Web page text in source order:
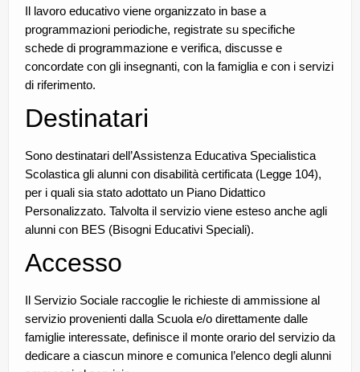
Il lavoro educativo viene organizzato in base a
programmazioni periodiche, registrate su specifiche
schede di programmazione e verifica, discusse e
concordate con gli insegnanti, con la famiglia e con i servizi
di riferimento.
Destinatari
Sono destinatari dell’Assistenza Educativa Specialistica
Scolastica gli alunni con disabilità certificata (Legge 104),
per i quali sia stato adottato un Piano Didattico
Personalizzato. Talvolta il servizio viene esteso anche agli
alunni con BES (Bisogni Educativi Speciali).
Accesso
Il Servizio Sociale raccoglie le richieste di ammissione al
servizio provenienti dalla Scuola e/o direttamente dalle
famiglie interessate, definisce il monte orario del servizio da
dedicare a ciascun minore e comunica l’elenco degli alunni